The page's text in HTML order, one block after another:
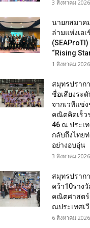
3 สิงหาคม 2026
นายกสมาค
ล่ามแห่งเอ
“Rising
1 สิงหาคม 2026
สมุทรปราก
ชื่อเสียงระ
จากเวทีแข่
คณิตคิดเร็ว
46 ณ ประเ
กลับถึงไทย
อย่างอบอุ่น
3 สิงหาคม 2026
สมุทรปราก
คว้า10ราง
คณิตศาสตร์
ณประเทศเ
6 สิงหาคม 2026